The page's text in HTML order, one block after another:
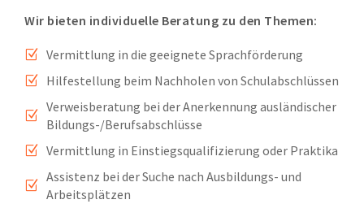
Wir bieten individuelle Beratung zu den Themen:
Z Vermittlung in die geeignete Sprachförderung
Z Hilfestellung beim Nachholen von Schulabschlüssen
Z
Verweisberatung bei der Anerkennung ausländischer
Bildungs-/Berufsabschlüsse
Z Vermittlung in Einstiegsqualifizierung oder Praktika
Z
Assistenz bei der Suche nach Ausbildungs- und
Arbeitsplätzen